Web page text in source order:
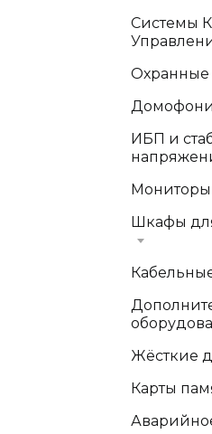
Системы
Охранные
ИБП и
Мониторы
Шкафы
Жёсткие
Карты